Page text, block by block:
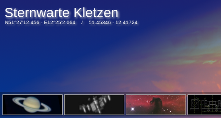
Sternwarte Kletzen
N51°27'12.456 - E12°25'2.064 / 51.45346 - 12.41724